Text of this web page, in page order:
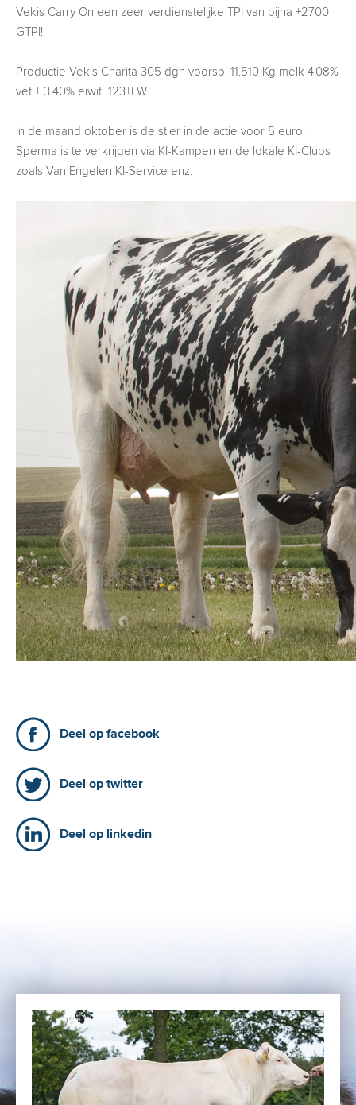
Vekis Carry On een zeer verdienstelijke TPI van bijna +2700
GTPI!
Productie Vekis Charita 305 dgn voorsp. 11.510 Kg melk 4.08%
vet + 3.40% eiwit 123+LW
In de maand oktober is de stier in de actie voor 5 euro.
Sperma is te verkrijgen via KI-Kampen en de lokale KI-Clubs
zoals Van Engelen KI-Service enz.
Deel op facebook
Deel op twitter
Deel op linkedin